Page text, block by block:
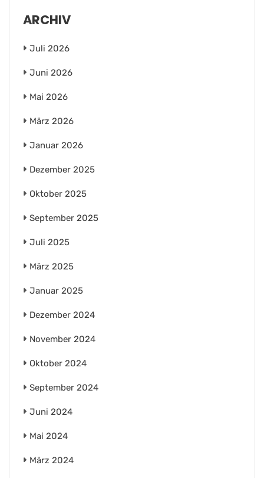
ARCHIV
Juli 2026
Juni 2026
Mai 2026
März 2026
Januar 2026
Dezember 2025
Oktober 2025
September 2025
Juli 2025
März 2025
Januar 2025
Dezember 2024
November 2024
Oktober 2024
September 2024
Juni 2024
Mai 2024
März 2024